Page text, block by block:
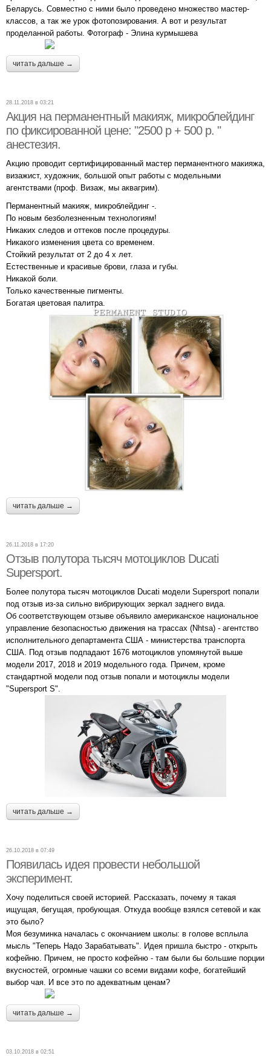
Беларусь. Совместно с ними было проведено множество мастер-
классов, а так же урок фотопозирования. А вот и результат
проделанной работы. Фотограф - Элина курмышева
читать дальше →
28.11.2018 в 03:21
Акция на перманентный макияж, микроблейдинг
по фиксированной цене: "2500 р + 500 р. "
анестезия.
Акцию проводит сертифицированный мастер перманентного макияжа,
визажист, художник, большой опыт работы с модельными
агентствами (проф. Визаж, мы аквагрим).
Перманентный макияж, микроблейдинг -.
По новым безболезненным технологиям!
Никаких следов и оттеков после процедуры.
Никакого изменения цвета со временем.
Стойкий результат от 2 до 4 х лет.
Естественные и красивые брови, глаза и губы.
Никакой боли.
Только качественные пигменты.
Богатая цветовая палитра.
читать дальше →
26.11.2018 в 17:20
Отзыв полутора тысяч мотоциклов Ducati
Supersport.
Более полутора тысяч мотоциклов Ducati модели Supersport попали
под отзыв из-за сильно вибрирующих зеркал заднего вида.
Об соответствующем отзыве объявило американское национальное
управление безопасностью движения на трассах (Nhtsa) - агентство
исполнительного департамента США - министерства транспорта
США. Под отзыв подпадают 1676 мотоциклов упомянутой выше
модели 2017, 2018 и 2019 модельного года. Причем, кроме
стандартной модели под отзыв попали и мотоциклы модели
"Supersport S".
читать дальше →
26.10.2018 в 07:49
Появилась идея провести небольшой
эксперимент.
Хочу поделиться своей историей. Рассказать, почему я такая
ищущая, бегущая, пробующая. Откуда вообще взялся сетевой и как
это было?
Моя безуминка началась с окончанием школы: в голове всплыла
мысль "Теперь Надо Зарабатывать". Идея пришла быстро - открыть
кофейню. Причем, не просто кофейню - там были бы большие порции
вкусностей, огромные чашки со всеми видами кофе, богатейший
выбор чая. И все это по адекватным ценам?
читать дальше →
03.10.2018 в 02:51